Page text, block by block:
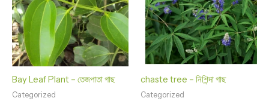
Bay Leaf Plant – তেজপাতা গাছ
Categorized
chaste tree – নিশিন্দা গাছ
Categorized